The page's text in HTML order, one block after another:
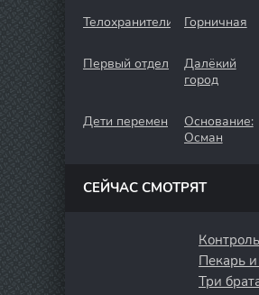
Телохранители Горничная
Первый отдел
Далёкий
город
Дети перемен
Основание:
Осман
СЕЙЧАС СМОТРЯТ
Три